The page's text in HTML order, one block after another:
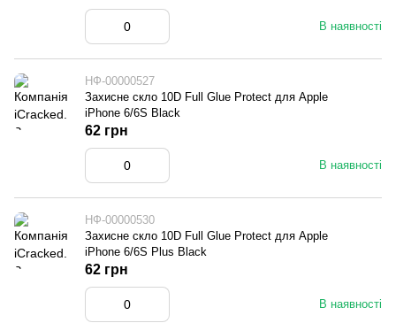
В наявності
НФ-00000527
Захисне скло 10D Full Glue Protect для Apple
iPhone 6/6S Black
В наявності
62 грн
НФ-00000530
Захисне скло 10D Full Glue Protect для Apple
iPhone 6/6S Plus Black
В наявності
62 грн